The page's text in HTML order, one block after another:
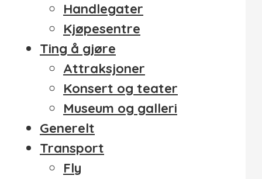
Handlegater
Kjøpesentre
Ting å gjøre
Attraksjoner
Konsert og teater
Museum og galleri
Generelt
Transport
Fly